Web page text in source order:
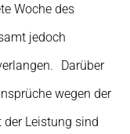
Woche des
jedoch
Darüber
wegen der
Leistung sind